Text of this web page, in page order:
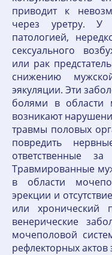
приводит к
через уретру. У
патологией,
сексуального
или рак
снижению
эякуляции. Эти
болями в области
возникают
травмы половых
повредить
ответственные
Травмированные
в области
эрекции и
или хронический
венерические
мочеполовой
рефлекторных актов